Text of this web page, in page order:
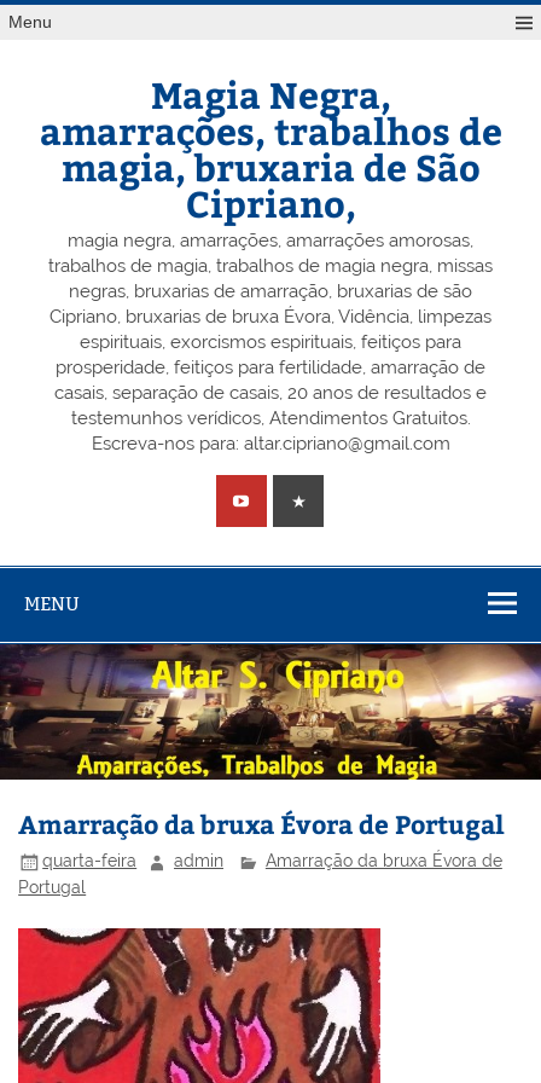
Skip
toMenu
Magia Negra,
amarrações, trabalhos de
magia, bruxaria de São
Cipriano,
magia negra, amarrações, amarrações amorosas,
trabalhos de magia, trabalhos de magia negra, missas
negras, bruxarias de amarração, bruxarias de são
Cipriano, bruxarias de bruxa Évora, Vidência, limpezas
espirituais, exorcismos espirituais, feitiços para
prosperidade, feitiços para fertilidade, amarração de
casais, separação de casais, 20 anos de resultados e
testemunhos verídicos, Atendimentos Gratuitos.
Escreva-nos para: altar.cipriano@gmail.com
MENU
Amarração da bruxa Évora de Portugal
quarta-feira admin
Amarração da bruxa Évora de
Portugal